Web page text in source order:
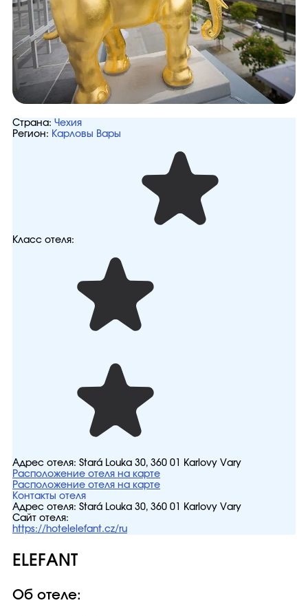
Страна: Чехия
Регион: Карловы Вары
Класс отеля:
Адрес отеля: Stará Louka 30, 360 01 Karlovy Vary
Расположение отеля на карте
Расположение отеля на карте
Контакты отеля
Адрес отеля: Stará Louka 30, 360 01 Karlovy Vary
Сайт отеля:
https://hotelelefant.cz/ru
ELEFANT
Об отеле: